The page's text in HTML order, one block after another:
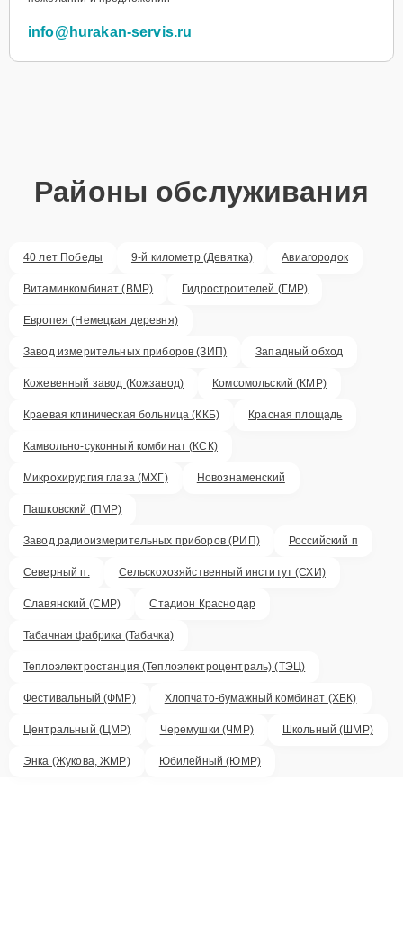
info@hurakan-servis.ru
Районы обслуживания
40 лет Победы 9-й километр (Девятка) Авиагородок
Витаминкомбинат (ВМР) Гидростроителей (ГМР)
Европея (Немецкая деревня)
Завод измерительных приборов (ЗИП) Западный обход
Кожевенный завод (Кожзавод) Комсомольский (КМР)
Краевая клиническая больница (ККБ) Красная площадь
Камвольно-суконный комбинат (КСК)
Микрохирургия глаза (МХГ) Новознаменский
Пашковский (ПМР)
Завод радиоизмерительных приборов (РИП) Российский п
Северный п. Сельскохозяйственный институт (СХИ)
Славянский (СМР) Стадион Краснодар
Табачная фабрика (Табачка)
Теплоэлектростанция (Теплоэлектроцентраль) (ТЭЦ)
Фестивальный (ФМР) Хлопчато-бумажный комбинат (ХБК)
Центральный (ЦМР) Черемушки (ЧМР) Школьный (ШМР)
Энка (Жукова, ЖМР) Юбилейный (ЮМР)